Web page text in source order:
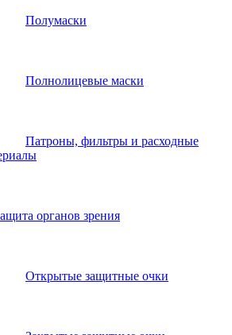
Полумаски
Полнолицевые маски
Патроны, фильтры и расходные
органов зрения
Открытые защитные очки